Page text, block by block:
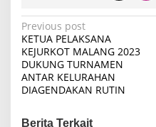
P
o
s
t
Previous post
KETUA PELAKSANA
KEJURKOT MALANG 2023
DUKUNG TURNAMEN
ANTAR KELURAHAN
DIAGENDAKAN RUTIN
Berita Terkait